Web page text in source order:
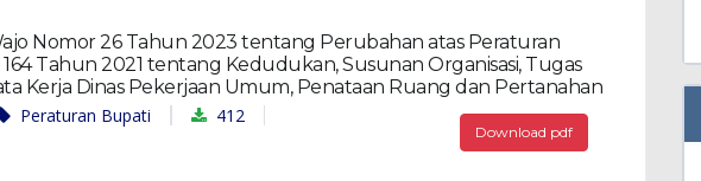
Nomor 26 Tahun 2023 tentang Perubahan atas Peraturan
Tahun 2021 tentang Kedudukan, Susunan Organisasi, Tugas
Kerja Dinas Pekerjaan Umum, Penataan Ruang dan Pertanahan
Download pdf
Peraturan Bupati 412